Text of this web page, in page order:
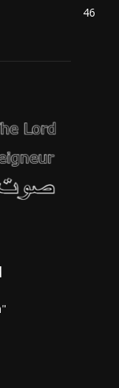
46
"My sheep hear my voice, and I know them,